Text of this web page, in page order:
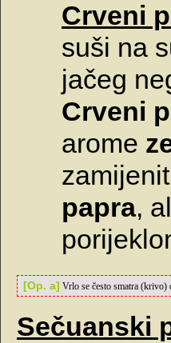
Crveni
suši na
jačeg
Crveni
arome
papra,
[Op. a] Vrlo se često smatra (krivo)
Sečuanski